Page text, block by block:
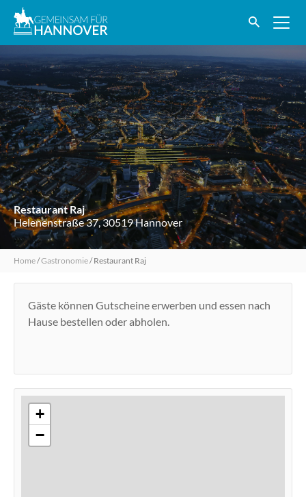
Restaurant Raj
Helenenstraße 37, 30519 Hannover
Home/Gastronomie/Restaurant Raj
Gäste können Gutscheine erwerben und essen nach
Hause bestellen oder abholen.
+
−